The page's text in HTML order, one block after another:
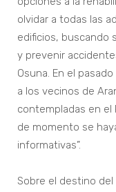
olvidar a todas las
edificios, buscando
y prevenir
Osuna. En el
a los vecinos de
contempladas en el
de momento se
informativas”.
Sobre el destino del